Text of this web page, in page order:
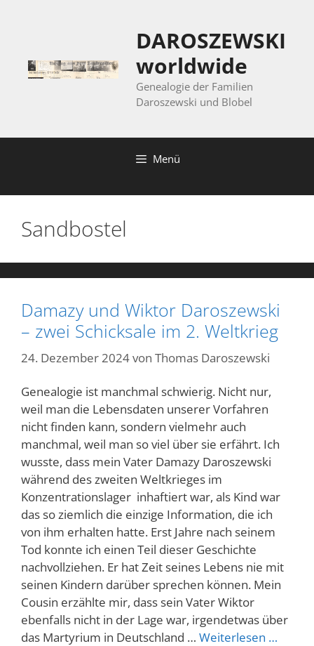
DAROSZEWSKI
worldwide
Genealogie der Familien
Daroszewski und Blobel
Menü
Sandbostel
Damazy und Wiktor Daroszewski
– zwei Schicksale im 2. Weltkrieg
24. Dezember 2024von Thomas Daroszewski
Genealogie ist manchmal schwierig. Nicht nur,
weil man die Lebensdaten unserer Vorfahren
nicht finden kann, sondern vielmehr auch
manchmal, weil man so viel über sie erfährt. Ich
wusste, dass mein Vater Damazy Daroszewski
während des zweiten Weltkrieges im
Konzentrationslager inhaftiert war, als Kind war
das so ziemlich die einzige Information, die ich
von ihm erhalten hatte. Erst Jahre nach seinem
Tod konnte ich einen Teil dieser Geschichte
nachvollziehen. Er hat Zeit seines Lebens nie mit
seinen Kindern darüber sprechen können. Mein
Cousin erzählte mir, dass sein Vater Wiktor
ebenfalls nicht in der Lage war, irgendetwas über
das Martyrium in Deutschland … Weiterlesen …